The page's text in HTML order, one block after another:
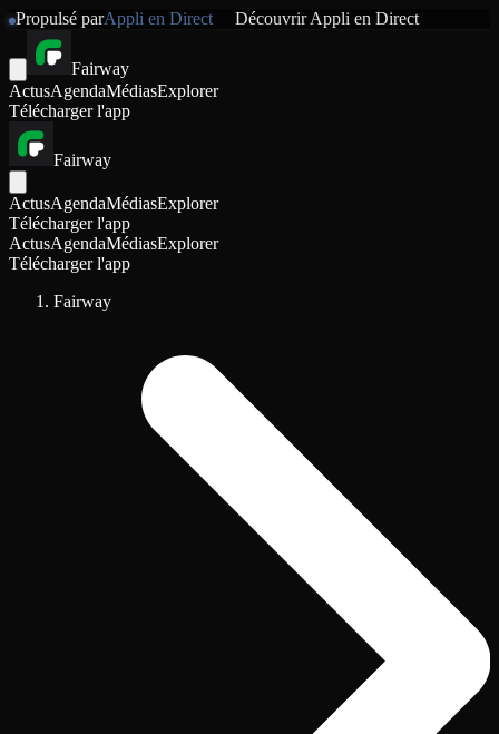
Propulsé parAppli en Direct DécouvrirAppli en Direct
Fairway
ActusAgendaMédiasExplorer
Télécharger l'app
Fairway
ActusAgendaMédiasExplorer
Télécharger l'app
ActusAgendaMédiasExplorer
Télécharger l'app
Fairway